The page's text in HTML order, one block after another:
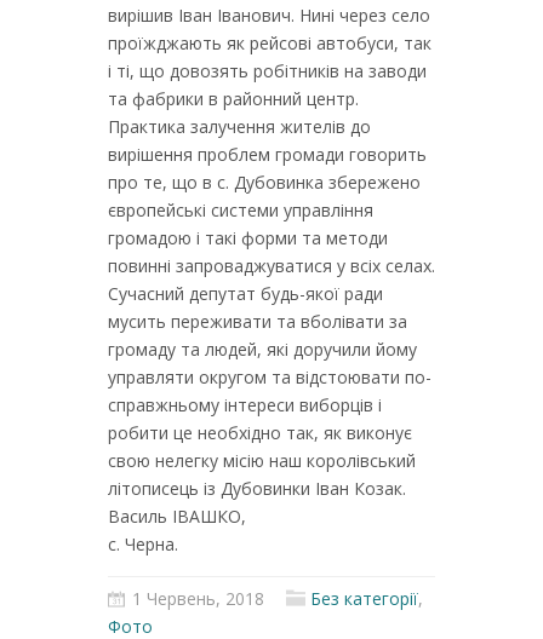
вирішив Іван Іванович. Нині через село
проїжджають як рейсові автобуси, так
і ті, що довозять робітників на заводи
та фабрики в районний центр.
Практика залучення жителів до
вирішення проблем громади говорить
про те, що в с. Дубовинка збережено
європейські системи управління
громадою і такі форми та методи
повинні запроваджуватися у всіх селах.
Сучасний депутат будь-якої ради
мусить переживати та вболівати за
громаду та людей, які доручили йому
управляти округом та відстоювати по-
справжньому інтереси виборців і
робити це необхідно так, як виконує
свою нелегку місію наш королівський
літописець із Дубовинки Іван Козак.
Василь ІВАШКО,
с. Черна.
1 Червень, 2018 Без категорії,
Фото